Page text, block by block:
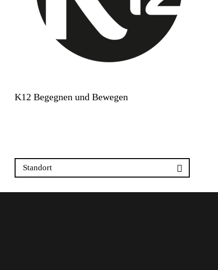
K12 Begegnen und Bewegen
Standort